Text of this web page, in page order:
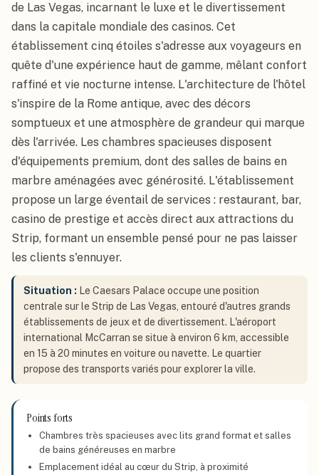
de Las Vegas, incarnant le luxe et le divertissement
dans la capitale mondiale des casinos. Cet
établissement cinq étoiles s'adresse aux voyageurs en
quête d'une expérience haut de gamme, mêlant confort
raffiné et vie nocturne intense. L'architecture de l'hôtel
s'inspire de la Rome antique, avec des décors
somptueux et une atmosphère de grandeur qui marque
dès l'arrivée. Les chambres spacieuses disposent
d'équipements premium, dont des salles de bains en
marbre aménagées avec générosité. L'établissement
propose un large éventail de services : restaurant, bar,
casino de prestige et accès direct aux attractions du
Strip, formant un ensemble pensé pour ne pas laisser
les clients s'ennuyer.
Situation : Le Caesars Palace occupe une position
centrale sur le Strip de Las Vegas, entouré d'autres grands
établissements de jeux et de divertissement. L'aéroport
international McCarran se situe à environ 6 km, accessible
en 15 à 20 minutes en voiture ou navette. Le quartier
propose des transports variés pour explorer la ville.
Points forts
Chambres très spacieuses avec lits grand format et salles
de bains généreuses en marbre
Emplacement idéal au cœur du Strip, à proximité